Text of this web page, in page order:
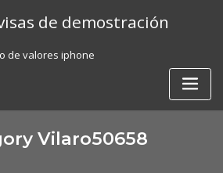
de demostración
de valores iphone
Vilaro50658